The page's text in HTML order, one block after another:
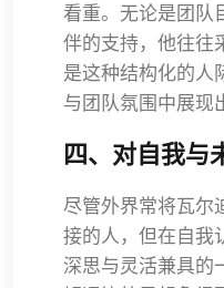
看重。无论是团队
伴的支持，他往往
是这种结构化的人
与团队氛围中展现
四、对自我与
尽管外界常将瓦尔
接的人，但在自我
深思与灵活兼具的